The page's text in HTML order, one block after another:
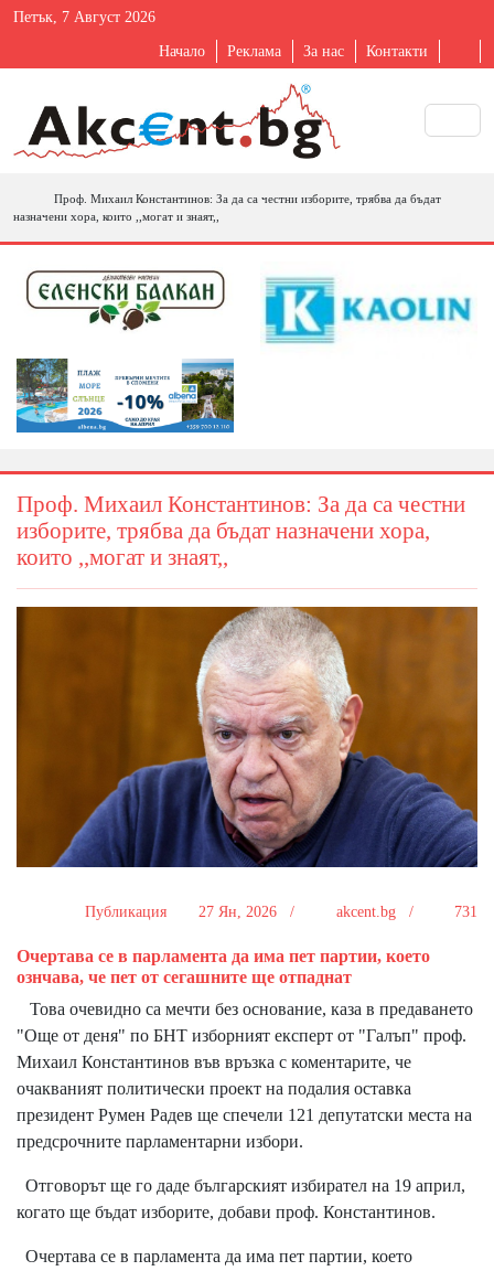
Петък, 7 Август 2026
Начало Реклама За нас Контакти
Проф. Михаил Константинов: За да са честни изборите, трябва да бъдат
назначени хора, които ,,могат и знаят,,
Проф. Михаил Константинов: За да са честни
изборите, трябва да бъдат назначени хора,
които ,,могат и знаят,,
Публикация 27 Ян, 2026 / akcent.bg / 731
Очертава се в парламента да има пет партии, което
ознчава, че пет от сегашните ще отпаднат
Това очевидно са мечти без основание, каза в предаването
"Още от деня" по БНТ изборният експерт от "Галъп" проф.
Михаил Константинов във връзка с коментарите, че
очакваният политически проект на подалия оставка
президент Румен Радев ще спечели 121 депутатски места на
предсрочните парламентарни избори.
Отговорът ще го даде българският избирател на 19 април,
когато ще бъдат изборите, добави проф. Константинов.
Очертава се в парламента да има пет партии, което